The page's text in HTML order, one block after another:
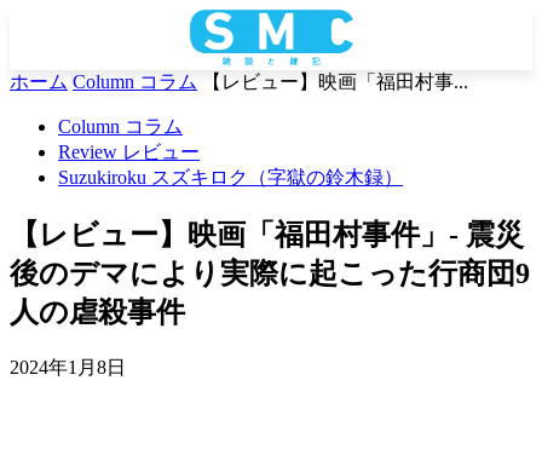
ホーム Column コラム 【レビュー】映画「福田村事...
Column コラム
Review レビュー
Suzukiroku スズキロク（字獄の鈴木録）
【レビュー】映画「福田村事件」- 震災
後のデマにより実際に起こった行商団9
人の虐殺事件
2024年1月8日